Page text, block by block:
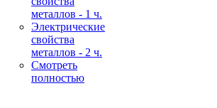
металлов - 1 ч.
Электрические
свойства
металлов - 2 ч.
Смотреть
полностью